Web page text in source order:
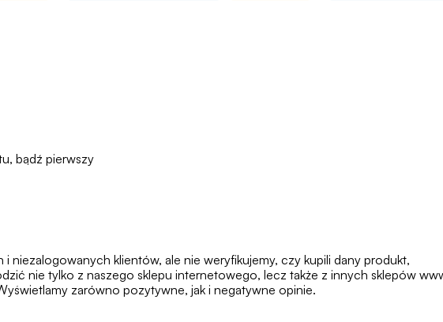
bądź pierwszy
niezalogowanych klientów, ale nie weryfikujemy, czy kupili dany produkt,
nie tylko z naszego sklepu internetowego, lecz także z innych sklepów
zarówno pozytywne, jak i negatywne opinie.